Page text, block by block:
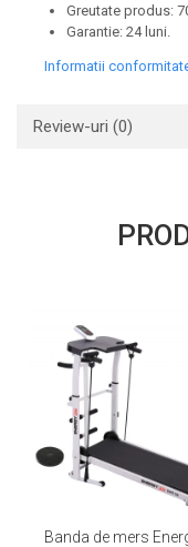
Greutate produs:
Garantie: 24 luni.
Informatii
Review-uri (0)
Banda de mers